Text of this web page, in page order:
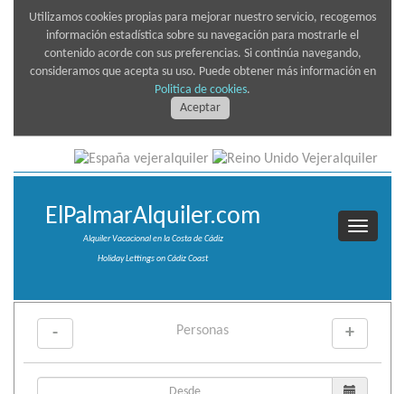
Utilizamos cookies propias para mejorar nuestro servicio, recogemos
información estadística sobre su navegación para mostrarle el
contenido acorde con sus preferencias. Si continúa navegando,
consideramos que acepta su uso. Puede obtener más información en
Politica de cookies.
Aceptar
ElPalmarAlquiler.com
Alquiler Vacacional en la Costa de Cádiz
Holiday Lettings on Cádiz Coast
Personas
- +